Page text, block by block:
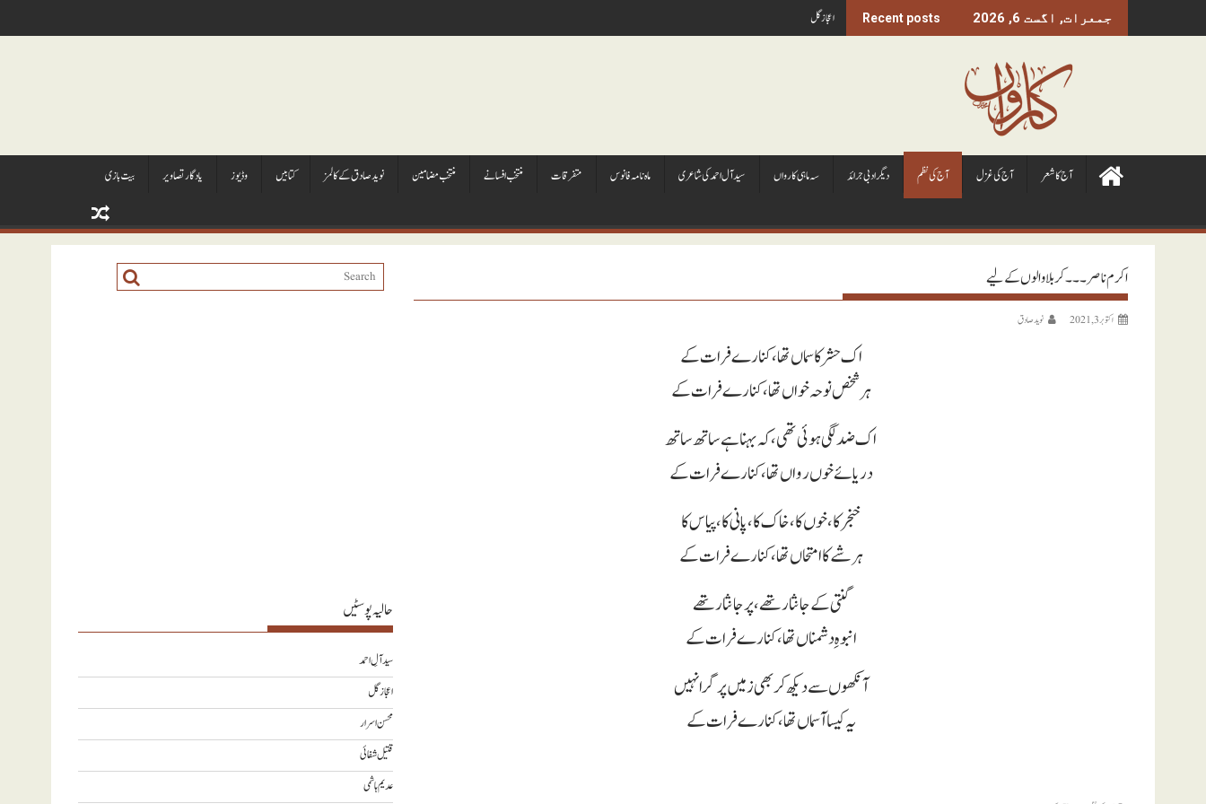
جمعرات, اگست 6, 2026 Recent posts اعجاز گل
آج کا شعر آج کی غزل آج کی نظم ديگر ادبی جرائد سہ ماہی کارواں سيد آل احمد کی شاعری ماہ نامہ فانوس متفرقات منتخب افسانے منتخب مضامين نويد صادق کے کالمز کتابيں وڈيوز يادگار تصاوير بیت بازی
اکرم ناصر ۔۔۔ کربلا والوں کے لیے
اکتوبر 3, 2021 نويد صادق
اک حشر کا سماں تھا ، کنارے فرات کے
ہر شخص نوحہ خواں تھا ، کنارے فرات کے
اک ضد لگی ہوئی تھی ،کہ بہنا ہے ساتھ ساتھ
دریائے خوں رواں تھا ، کنارے فرات کے
خنجر کا ، خوں کا ، خاک کا ، پانی کا ، پیاس کا
ہر شے کا امتحاں تھا ، کنارے فرات کے
گنتی کے جانثار تھے ، پر جانثار تھے
انبوہِ دشمناں تھا ، کنارے فرات کے
آنکھوں سے دیکھ کر بھی زمیں پر گرا نہیں
یہ کیسا آسماں تھا ، کنارے فرات کے
حالیہ پوسٹیں
سید آلِ احمد
اعجاز گل
محسن اسرار
قتیل شفائی
عدیم ہاشمی